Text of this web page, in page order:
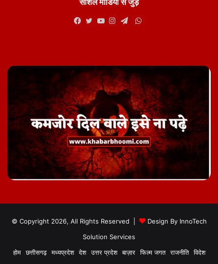
सोशल मीडिया से जुड़े
WhatsApp
© Copyright 2026, All Rights Reserved | Design By InnoTech
Solution Services
होम
छत्तीसगढ़ मध्यप्रदेश देश उत्तर प्रदेश बाज़ार फिल्म जगत राजनीति विदेश